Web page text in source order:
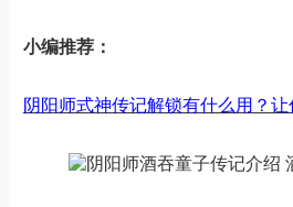
小编推荐：
阴阳师式神传记解锁有什么用？让